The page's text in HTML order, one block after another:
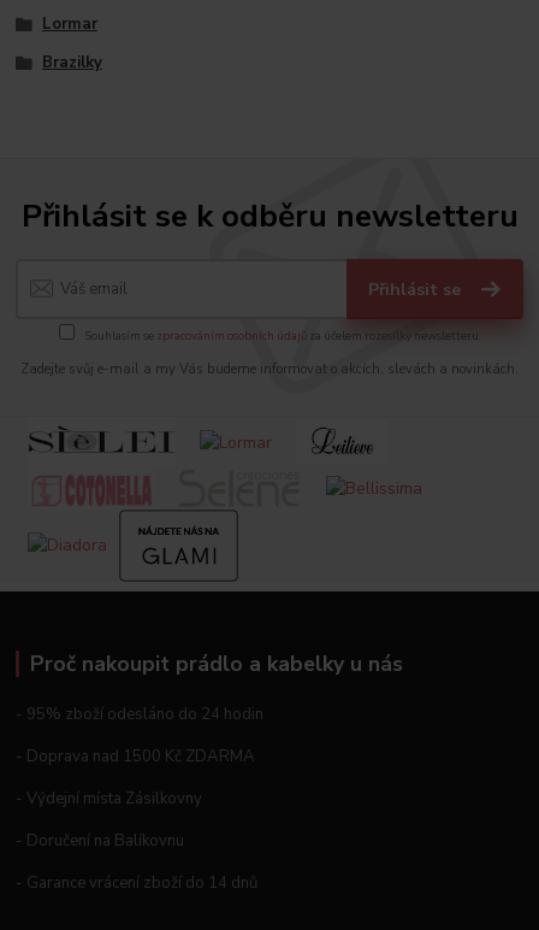
Lormar
Brazilky
Přihlásit se k odběru newsletteru
Přihlásit se
Souhlasím se zpracováním osobních údajů za účelem rozesílky newsletteru.
Zadejte svůj e-mail a my Vás budeme informovat o akcích, slevách a novinkách.
Proč nakoupit prádlo a kabelky u nás
- 95% zboží odesláno do 24 hodin
- Doprava nad 1500 Kč ZDARMA
- Výdejní místa Zásilkovny
- Doručení na Balíkovnu
- Garance vrácení zboží do 14 dnů